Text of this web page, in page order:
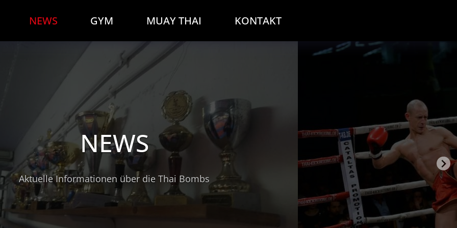
NEWS GYM MUAY THAI KONTAKT
NEWS
Aktuelle Informationen über die Thai Bombs